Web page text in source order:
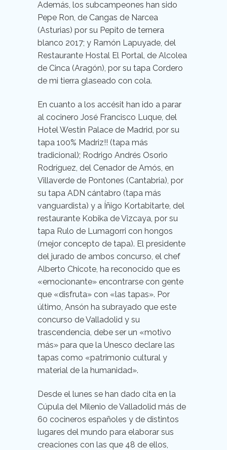
Además, los subcampeones han sido
Pepe Ron, de Cangas de Narcea
(Asturias) por su Pepito de ternera
blanco 2017; y Ramón Lapuyade, del
Restaurante Hostal El Portal, de Alcolea
de Cinca (Aragón), por su tapa Cordero
de mi tierra glaseado con cola.
En cuanto a los accésit han ido a parar
al cocinero José Francisco Luque, del
Hotel Westin Palace de Madrid, por su
tapa 100% Madriz!! (tapa más
tradicional); Rodrigo Andrés Osorio
Rodríguez, del Cenador de Amós, en
Villaverde de Pontones (Cantabria), por
su tapa ADN cántabro (tapa más
vanguardista) y a Íñigo Kortabitarte, del
restaurante Kobika de Vizcaya, por su
tapa Rulo de Lumagorri con hongos
(mejor concepto de tapa). El presidente
del jurado de ambos concurso, el chef
Alberto Chicote, ha reconocido que es
«emocionante» encontrarse con gente
que «disfruta» con «las tapas». Por
último, Ansón ha subrayado que este
concurso de Valladolid y su
trascendencia, debe ser un «motivo
más» para que la Unesco declare las
tapas como «patrimonio cultural y
material de la humanidad».
Desde el lunes se han dado cita en la
Cúpula del Milenio de Valladolid más de
60 cocineros españoles y de distintos
lugares del mundo para elaborar sus
creaciones con las que 48 de ellos,